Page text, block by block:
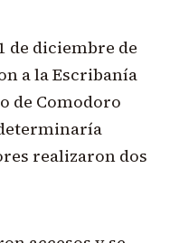
de diciembre de
a la Escribanía
de Comodoro
realizaron dos